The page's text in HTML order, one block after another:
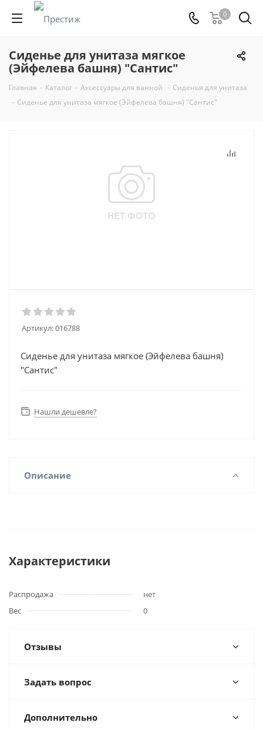
0
Сиденье для унитаза мягкое
(Эйфелева башня) "Сантис"
Главная - Каталог - Аксессуары для ванной - Сиденья для унитаза
- Сиденье для унитаза мягкое (Эйфелева башня) "Сантис"
Артикул:016788
Сиденье для унитаза мягкое (Эйфелева башня)
"Сантис"
Нашли дешевле?
Описание
Характеристики
Распродажа
нет
Вес
0
Отзывы
Задать вопрос
Дополнительно